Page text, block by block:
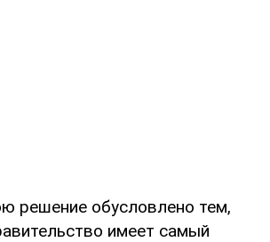
решение обусловлено тем,
имеет самый